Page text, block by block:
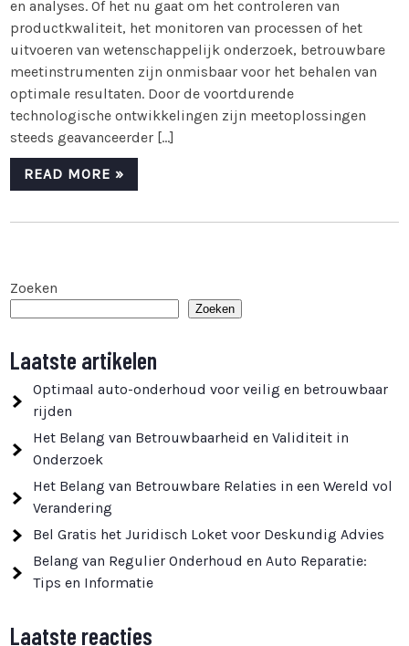
en analyses. Of het nu gaat om het controleren van
productkwaliteit, het monitoren van processen of het
uitvoeren van wetenschappelijk onderzoek, betrouwbare
meetinstrumenten zijn onmisbaar voor het behalen van
optimale resultaten. Door de voortdurende
technologische ontwikkelingen zijn meetoplossingen
steeds geavanceerder […]
READ MORE »
Zoeken
Zoeken
Laatste artikelen
Optimaal auto-onderhoud voor veilig en betrouwbaar
rijden
Het Belang van Betrouwbaarheid en Validiteit in
Onderzoek
Het Belang van Betrouwbare Relaties in een Wereld vol
Verandering
Bel Gratis het Juridisch Loket voor Deskundig Advies
Belang van Regulier Onderhoud en Auto Reparatie:
Tips en Informatie
Laatste reacties